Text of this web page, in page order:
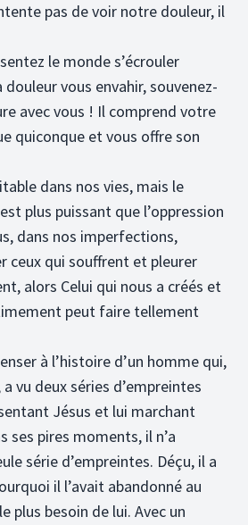
pas de voir notre douleur, il
le monde s’écrouler
vous envahir, souvenez-
avec vous ! Il comprend votre
quiconque et vous offre son
dans nos vies, mais le
plus puissant que l’oppression
dans nos imperfections,
ceux qui souffrent et pleurer
alors Celui qui nous a créés et
peut faire tellement
à l’histoire d’un homme qui,
vu deux séries d’empreintes
Jésus et lui marchant
ses pires moments, il n’a
série d’empreintes. Déçu, il a
il l’avait abandonné au
plus besoin de lui. Avec un